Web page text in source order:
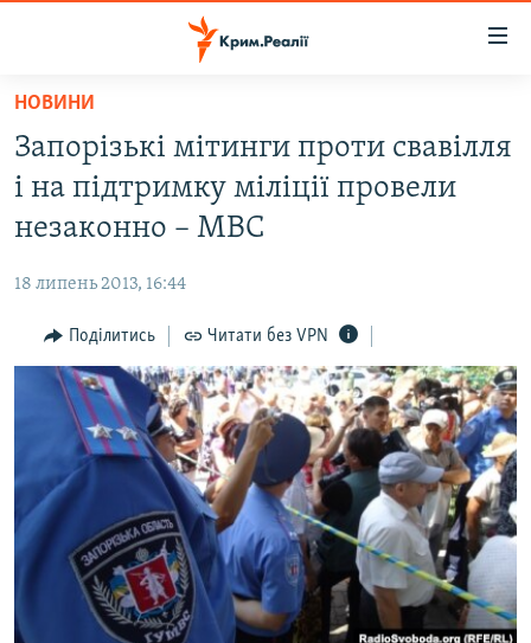
Перейти
основного
матеріалу
до
основної
Перейти
до
пошуку
ВОДА.КРИМ
ВІДЕО ТА ФОТО
БЛОГИ
ПОГЛЯД
ІНТЕРВ'Ю
ВСЕ ЗА ДЕНЬ
СПЕЦПРОЕКТИ
ДЕПОРТАЦІЯ
ВІДЕОУРОКИ «ELIFBE»
СВІДЧЕННЯ ОКУПАЦІЇ
УКРАЇНСЬКА ПРОБЛЕМА КРИМУ
ЯК ОБІЙТИ БЛОКУВАННЯ
Русский
Qırımtatar
НОВИНИ
Запорізькі мітинги проти свавілля
і на підтримку міліції провели
незаконно – МВС
18 липень 2013, 16:44
Поділитись Читати без VPN